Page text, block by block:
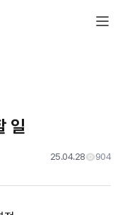
일
25.04.28 904